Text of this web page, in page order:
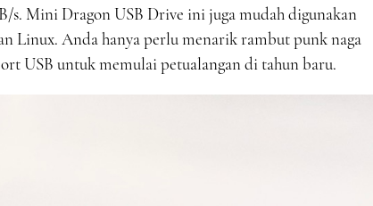
s. Mini Dragon USB Drive ini juga mudah digunakan
Linux. Anda hanya perlu menarik rambut punk naga
USB untuk memulai petualangan di tahun baru.